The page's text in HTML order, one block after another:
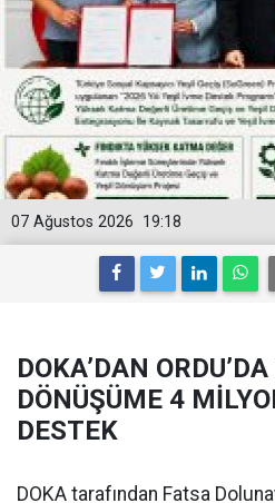
19:18
07 Ağustos 2026
DOKA’DAN
DÖNÜŞÜME 4
DESTEK
DOKA tarafından Fatsa